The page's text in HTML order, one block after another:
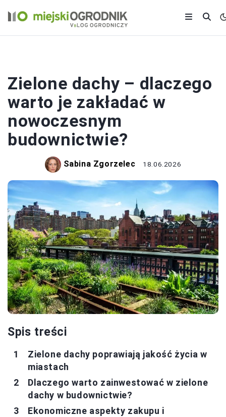
Zielone dachy – dlaczego
warto je zakładać w
nowoczesnym
budownictwie?
Sabina Zgorzelec 18.06.2026
Spis treści
Zielone dachy poprawiają jakość życia w
miastach
Dlaczego warto zainwestować w zielone
dachy w budownictwie?
Ekonomiczne aspekty zakupu i